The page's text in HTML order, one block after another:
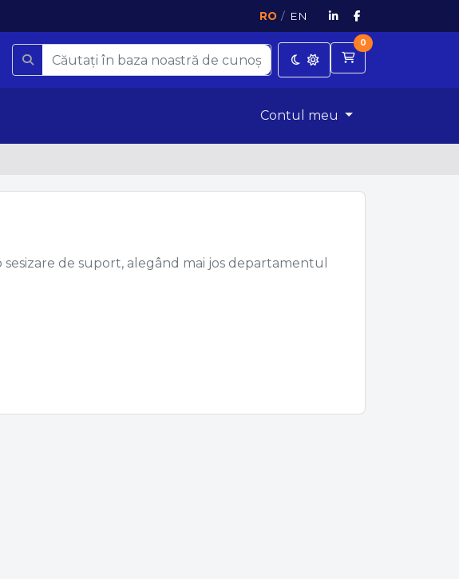
RO / EN
0
Coș de
Contul meu
de suport, alegând mai jos departamentul